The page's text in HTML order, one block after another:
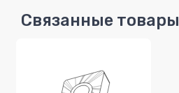
Связанные товары